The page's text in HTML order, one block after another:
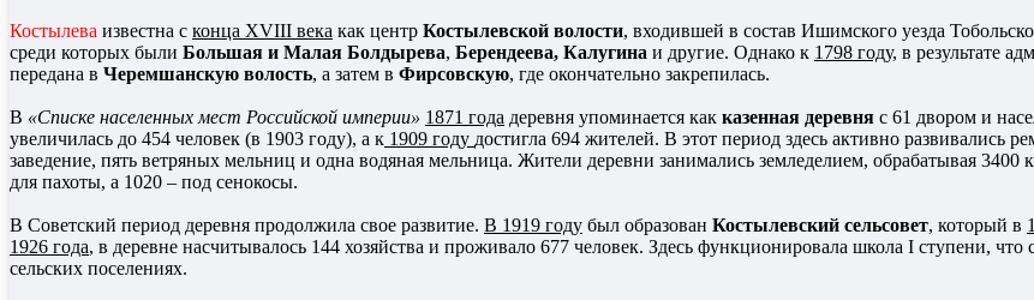
Костылева известна с конца XVIII века как центр Костылевской волости, входившей в состав Ишимского уезда
среди которых были Большая и Малая Болдырева, Берендеева, Калугина и другие. Однако к 1798 году, в результате
передана в Черемшанскую волость, а затем в Фирсовскую, где окончательно закрепилась.
В «Списке населенных мест Российской империи» 1871 года деревня упоминается как казенная деревня с 61 двором и
увеличилась до 454 человек (в 1903 году), а к 1909 году достигла 694 жителей. В этот период здесь активно развивались
заведение, пять ветряных мельниц и одна водяная мельница. Жители деревни занимались земледелием, обрабатывая 3400
для пахоты, а 1020 – под сенокосы.
В Советский период деревня продолжила свое развитие. В 1919 году был образован Костылевский сельсовет, который в
1926 года, в деревне насчитывалось 144 хозяйства и проживало 677 человек. Здесь функционировала школа I ступени,
сельских поселениях.